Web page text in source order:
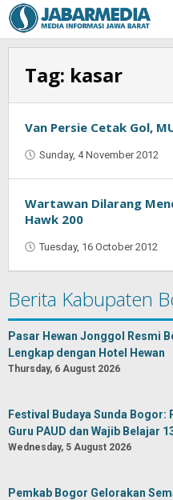
Skip
to
content
Tag: kasar
Van Persie Cetak Gol,
Sunday, 4 November 2012
Wartawan Dilarang
Hawk 200
Tuesday, 16 October 2012
Berita Kabupaten
Pasar Hewan Jonggol Resmi
Lengkap dengan Hotel Hewan
Thursday, 6 August 2026
Festival Budaya Sunda Bogor:
Guru PAUD dan Wajib Belajar
Wednesday, 5 August 2026
Pemkab Bogor Gelorakan